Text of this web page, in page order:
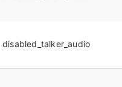
disabled_talker_audio